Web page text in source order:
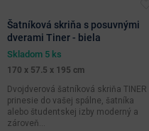
Šatníková skriňa s posuvnými
dverami Tiner - biela
Skladom 5 ks
170 x 57.5 x 195 cm
Dvojdverová šatníková skriňa TINER
prinesie do vašej spálne, šatníka
alebo študentskej izby moderný a
zároveň...